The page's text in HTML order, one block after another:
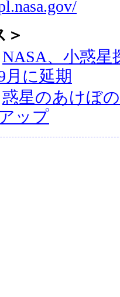
＞
NASA、小惑星
に延期
惑星のあけぼ
ップ